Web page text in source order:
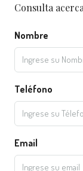
Consulta
Nombre
Teléfono
Email